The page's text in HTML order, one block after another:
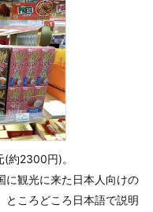
約2300円)。
観光に来た日本人向けの
ところどころ日本語で説明